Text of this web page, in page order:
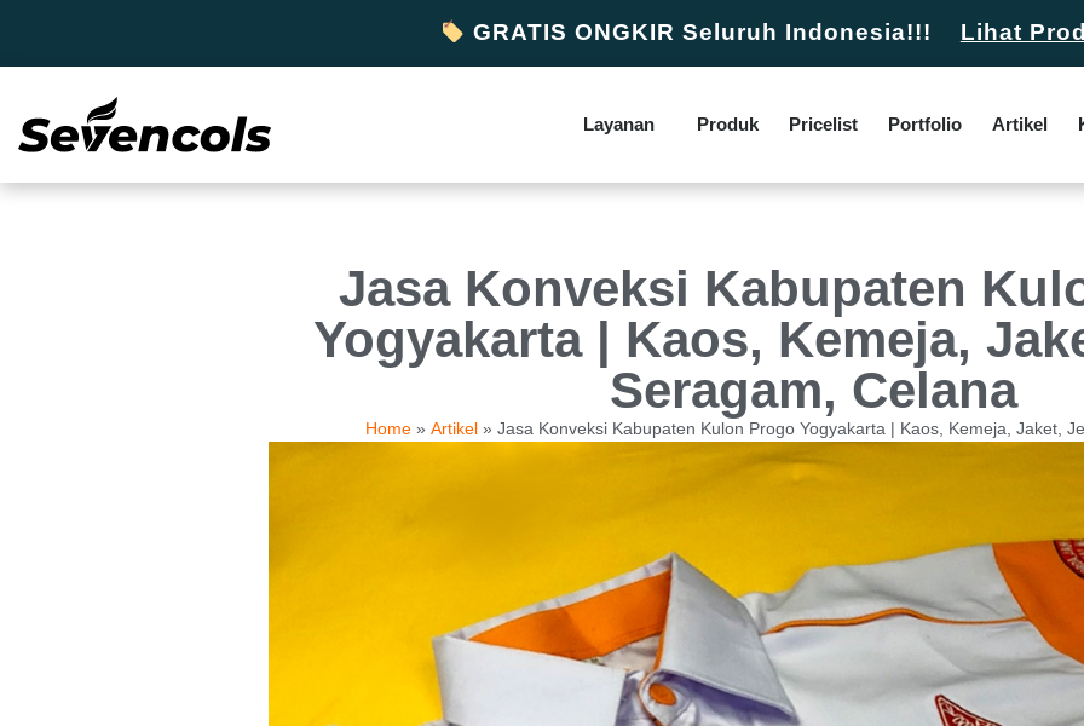
GRATIS ONGKIR Seluruh Indonesia!!! Lihat
Layanan Produk Pricelist Portfolio Artikel
Jasa Konveksi Kabupaten
Yogyakarta | Kaos, Kemeja,
Seragam, Celana
Home » Artikel » Jasa Konveksi Kabupaten Kulon Progo Yogyakarta | Kaos, Kemeja, Jaket,